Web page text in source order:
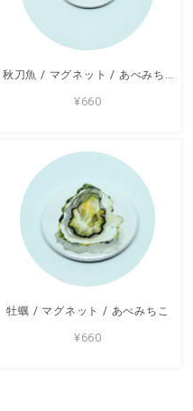
秋刀魚 / マグネット / あべみちこ
¥660
牡蠣 / マグネット / あべみちこ
¥660